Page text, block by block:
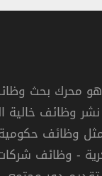
ومكة
هو محرك بحث
وظائف خالية
وظائف
- وظائف